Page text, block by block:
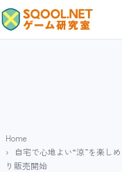
Home
自宅で心地よい“涼”を楽し
り販売開始